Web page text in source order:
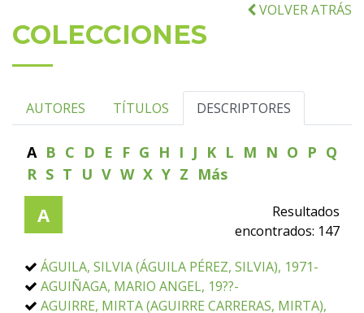
VOLVER ATRÁS
COLECCIONES
AUTORES TÍTULOS DESCRIPTORES
A B C D E F G H I J K L M N O P Q
R S T U V W X Y Z Más
A
Resultados
encontrados: 147
ÁGUILA, SILVIA (ÁGUILA PÉREZ, SILVIA), 1971-
AGUIÑAGA, MARIO ANGEL, 19??-
AGUIRRE, MIRTA (AGUIRRE CARRERAS, MIRTA),